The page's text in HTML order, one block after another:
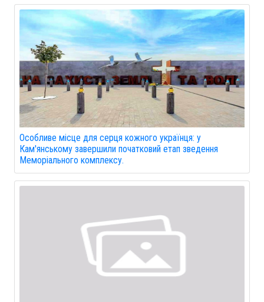
Особливе місце для серця кожного українця: у
Кам'янському завершили початковий етап зведення
Меморіального комплексу.